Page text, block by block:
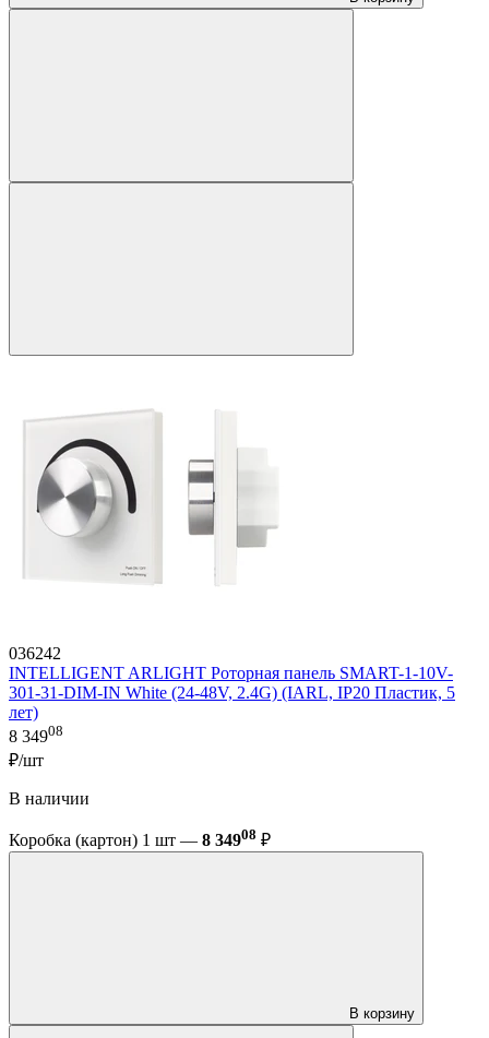
036242
INTELLIGENT ARLIGHT Роторная панель SMART-1-10V-
301-31-DIM-IN White (24-48V, 2.4G) (IARL, IP20 Пластик, 5
лет)
8 34908
₽/шт
В наличии
Коробка (картон) 1 шт — 8 34908 ₽
В корзину